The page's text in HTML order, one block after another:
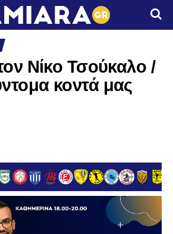
Νίκο Τσούκαλο /
κοντά μας